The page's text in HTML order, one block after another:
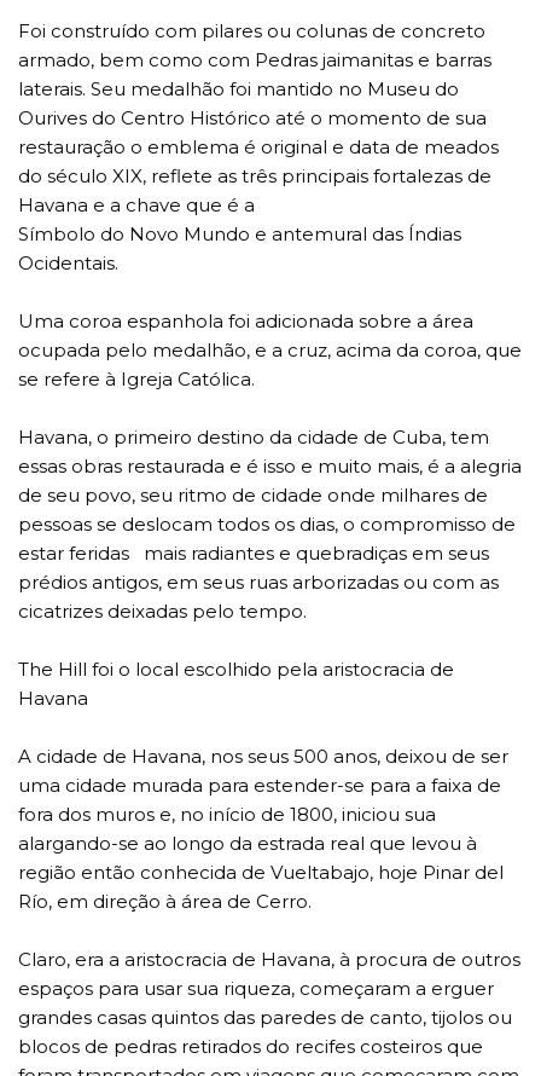
Foi construído com pilares ou colunas de concreto
armado, bem como com Pedras jaimanitas e barras
laterais. Seu medalhão foi mantido no Museu do
Ourives do Centro Histórico até o momento de sua
restauração o emblema é original e data de meados
do século XIX, reflete as três principais fortalezas de
Havana e a chave que é a
Símbolo do Novo Mundo e antemural das Índias
Ocidentais.
Uma coroa espanhola foi adicionada sobre a área
ocupada pelo medalhão, e a cruz, acima da coroa, que
se refere à Igreja Católica.
Havana, o primeiro destino da cidade de Cuba, tem
essas obras restaurada e é isso e muito mais, é a alegria
de seu povo, seu ritmo de cidade onde milhares de
pessoas se deslocam todos os dias, o compromisso de
estar feridas mais radiantes e quebradiças em seus
prédios antigos, em seus ruas arborizadas ou com as
cicatrizes deixadas pelo tempo.
The Hill foi o local escolhido pela aristocracia de
Havana
A cidade de Havana, nos seus 500 anos, deixou de ser
uma cidade murada para estender-se para a faixa de
fora dos muros e, no início de 1800, iniciou sua
alargando-se ao longo da estrada real que levou à
região então conhecida de Vueltabajo, hoje Pinar del
Río, em direção à área de Cerro.
Claro, era a aristocracia de Havana, à procura de outros
espaços para usar sua riqueza, começaram a erguer
grandes casas quintos das paredes de canto, tijolos ou
blocos de pedras retirados do recifes costeiros que